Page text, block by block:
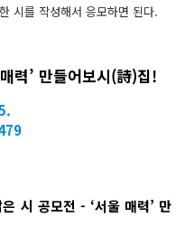
시를 작성해서 응모하면 된다.
력’ 만들어보시(詩)집!
시 공모전 - ‘서울 매력’ 만